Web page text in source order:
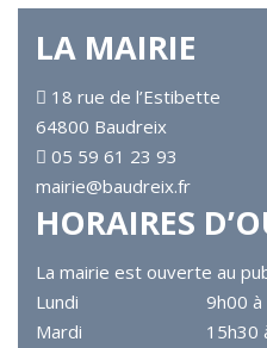
LA MAIRIE
18 rue de l’Estibette
64800 Baudreix
05 59 61 23 93
mairie@baudreix.fr
HORAIRES
La mairie est ouverte au
Lundi
9h00
Mardi
15h30